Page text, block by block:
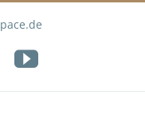
Facebook
YouTube